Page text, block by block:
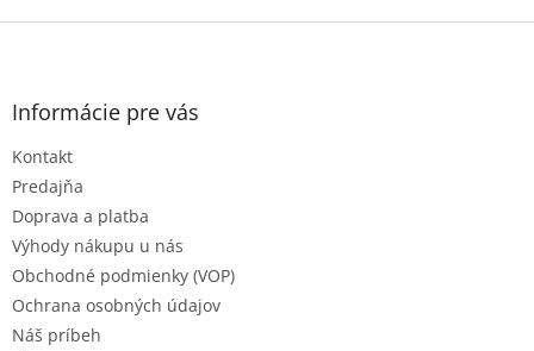
Z
Informácie pre vás
Kontakt
Predajňa
Doprava a platba
Výhody nákupu u nás
Obchodné podmienky (VOP)
Ochrana osobných údajov
Náš príbeh